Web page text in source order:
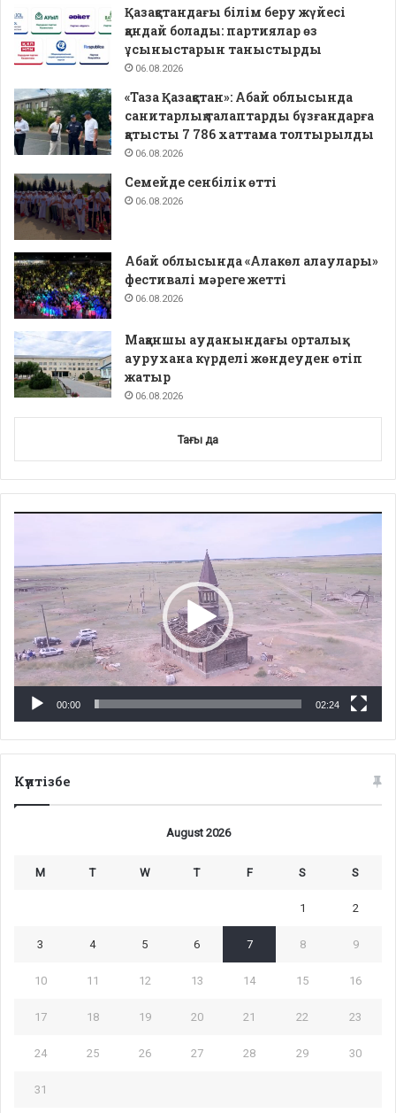
Қазақстандағы білім беру жүйесі
қандай болады: партиялар өз
ұсыныстарын таныстырды
06.08.2026
«Таза Қазақстан»: Абай облысында
санитарлық талаптарды бұзғандарға
қатысты 7 786 хаттама толтырылды
06.08.2026
Семейде сенбілік өтті
06.08.2026
Абай облысында «Алакөл алаулары»
фестивалі мәреге жетті
06.08.2026
Мақаншы ауданындағы орталық
аурухана күрделі жөндеуден өтіп
жатыр
06.08.2026
Тағы да
00:00 02:24
Күнтізбе
August 2026
M T W T F S S
1 2
3 4 5 6 7 8 9
10 11 12 13 14 15 16
17 18 19 20 21 22 23
24 25 26 27 28 29 30
31